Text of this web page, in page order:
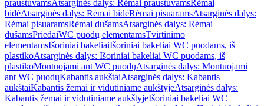
praustuvamsAtsarginės dalys: Rėmai praustuvamsRėmai
bidėAtsarginės dalys: Rėmai bidėRėmai pisuaramsAtsarginės dalys:
Rėmai pisuaramsRėmai dušamsAtsarginės dalys: Rėmai
dušamsPriedaiWC puodų elementamsTvirtinimo
elementamsIšoriniai bakeliaiIšoriniai bakeliai WC puodams, iš
plastikoAtsarginės dalys: Išoriniai bakeliai WC puodams, iš
plastikoMontuojami ant WC puodųAtsarginės dalys: Montuojami
ant WC puodųKabantis aukštaiAtsarginės dalys: Kabantis
aukštaiKabantis žemai ir vidutiniame aukštyjeAtsarginės dalys:
Kabantis žemai ir vidutiniame aukštyjeIšoriniai bakeliai WC